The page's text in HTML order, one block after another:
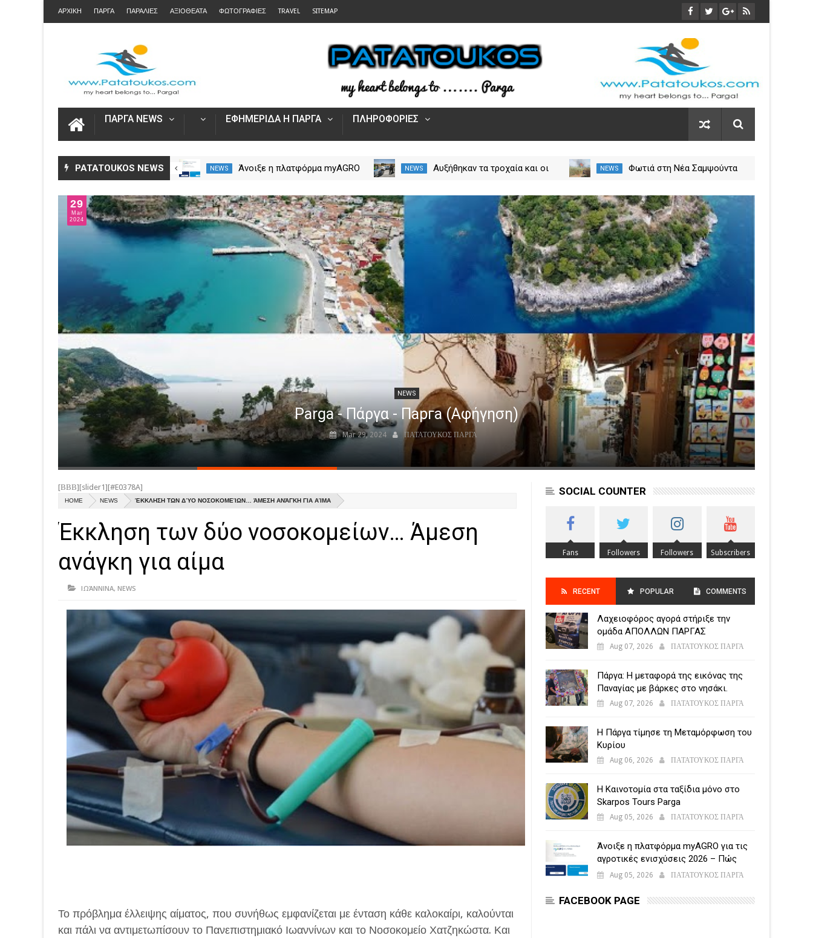
ΑΡΧΙΚΗ ΠΑΡΓΑ ΠΑΡΑΛΙΕΣ ΑΞΙΟΘΕΑΤΑ ΦΩΤΟΓΡΑΦΙΕΣ TRAVEL SITEMAP
ΠΑΡΓΑ NEWS ΕΦΗΜΕΡΙΔΑ Η ΠΑΡΓΑ ΠΛΗΡΟΦΟΡΙΕΣ
PATATOUKOS NEWS
Η Καινοτομία στα ταξίδια μόνο
στο Skarpos Tours Parga
NEWS
Άνοιξε η πλατφόρμα myAGRO
Ενιαία Αίτηση Ενίσχυσης
NEWS
Αυξήθηκαν τα τροχαία και οι
NEWS
Φωτιά στη Νέα Σαμψούντα
δυνάμεις
29
Mar
2024
NEWS
Parga - Πάργα - Парга (Αφήγηση)
Mar 29, 2024 ΠΑΤΑΤΟΥΚΟΣ ΠΑΡΓΑ
[ΒΒΒ][slider1][#E0378A]
HOME NEWS ΈΚΚΛΗΣΗ ΤΩΝ ΔΎΟ ΝΟΣΟΚΟΜΕΊΩΝ… ΆΜΕΣΗ ΑΝΆΓΚΗ ΓΙΑ ΑΊΜΑ
Έκκληση των δύο νοσοκομείων… Άμεση
ανάγκη για αίμα
ΙΩΆΝΝΙΝΑ, NEWS
Το πρόβλημα έλλειψης αίματος, που συνήθως εμφανίζεται με ένταση κάθε καλοκαίρι, καλούνται
και πάλι να αντιμετωπίσουν το Πανεπιστημιακό Ιωαννίνων και το Νοσοκομείο Χατζηκώστα. Και
SOCIAL COUNTER
Fans Followers Followers Subscribers
RECENT POPULAR
POSTS
COMMENTS
Λαχειοφόρος αγορά στήριξε την
ομάδα ΑΠΟΛΛΩΝ ΠΑΡΓΑΣ
Aug 07, 2026 ΠΑΤΑΤΟΥΚΟΣ ΠΑΡΓΑ
Πάργα: Η μεταφορά της εικόνας της
Παναγίας με βάρκες στο νησάκι.
Aug 07, 2026 ΠΑΤΑΤΟΥΚΟΣ ΠΑΡΓΑ
Η Πάργα τίμησε τη Μεταμόρφωση του
Κυρίου
Aug 06, 2026 ΠΑΤΑΤΟΥΚΟΣ ΠΑΡΓΑ
Η Καινοτομία στα ταξίδια μόνο στο
Skarpos Tours Parga
Aug 05, 2026 ΠΑΤΑΤΟΥΚΟΣ ΠΑΡΓΑ
Άνοιξε η πλατφόρμα myAGRO για τις
αγροτικές ενισχύσεις 2026 – Πώς
υποβάλλεται η Ενιαία Αίτηση
Aug 05, 2026 ΠΑΤΑΤΟΥΚΟΣ ΠΑΡΓΑ
FACEBOOK PAGE